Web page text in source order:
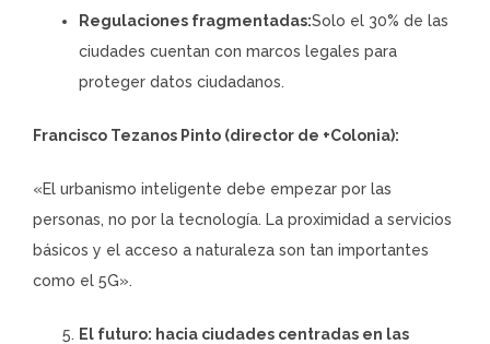
Regulaciones fragmentadas:Solo el 30% de las
ciudades cuentan con marcos legales para
proteger datos ciudadanos.
Francisco Tezanos Pinto (director de +Colonia):
«El urbanismo inteligente debe empezar por las
personas, no por la tecnología. La proximidad a servicios
básicos y el acceso a naturaleza son tan importantes
como el 5G».
El futuro: hacia ciudades centradas en las